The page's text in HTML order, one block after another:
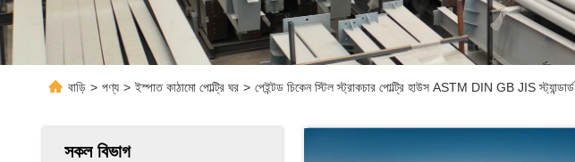
বাড়ি > পণ্য > ইস্পাত কাঠামো পোল্ট্রি ঘর > পেইন্টড চিকেন স্টিল স্ট্রাকচার পোল্ট্রি হাউস ASTM DIN GB JIS স্ট্যান্ডার্ড
সকল বিভাগ